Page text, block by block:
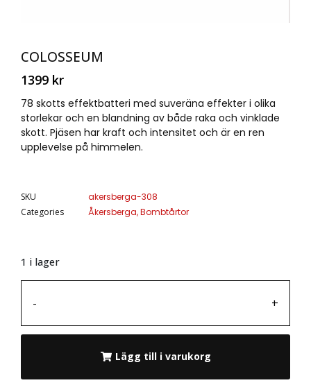
COLOSSEUM
1399 kr
78 skotts effektbatteri med suveräna effekter i olika
storlekar och en blandning av både raka och vinklade
skott. Pjäsen har kraft och intensitet och är en ren
upplevelse på himmelen.
SKU
akersberga-308
Categories
Åkersberga,Bombtårtor
1 i lager
- +
Lägg till i varukorg